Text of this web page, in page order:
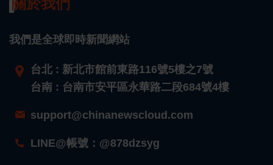
關於我們
我們是全球即時新聞網站
台北 : 新北市館前東路116號5樓之7號
台南 : 台南市安平區永華路二段684號4樓
support@chinanewscloud.com
LINE@帳號：@878dzsyg